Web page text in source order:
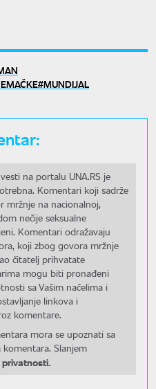
MUNDIJAL
na portalu UNA.RS je
Komentari koji sadrže
mržnje na nacionalnoj,
nečije seksualne
Komentari odražavaju
koji zbog govora mržnje
čitatelj prihvatate
mogu biti pronađeni
sa Vašim načelima i
linkova i
komentare.
mora se upoznati sa
Slanjem